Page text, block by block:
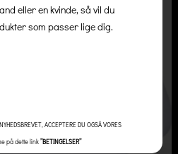
eller en kvinde, så vil du
som passer lige dig.
ACCEPTERE DU OGSÅ VORES
på dette link”BETINGELSER”